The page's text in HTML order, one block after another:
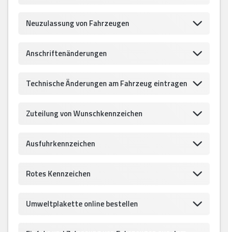
Neuzulassung von Fahrzeugen
Anschriftenänderungen
Technische Änderungen am Fahrzeug eintragen
Zuteilung von Wunschkennzeichen
Ausfuhrkennzeichen
Rotes Kennzeichen
Umweltplakette online bestellen